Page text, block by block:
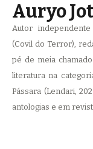
Auryo
Autor
(Covil do Terror),
pé de meia
literatura na
Pássara (Lendari,
antologias e em